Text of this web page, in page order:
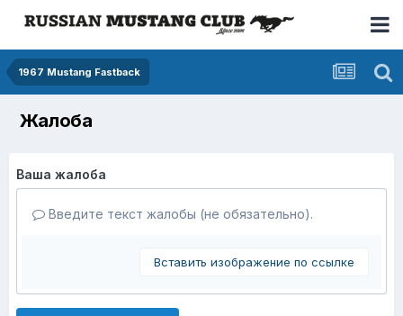
1967 Mustang Fastback
Жалоба
Ваша жалоба
Введите текст жалобы (не обязательно).
Вставить изображение по ссылке